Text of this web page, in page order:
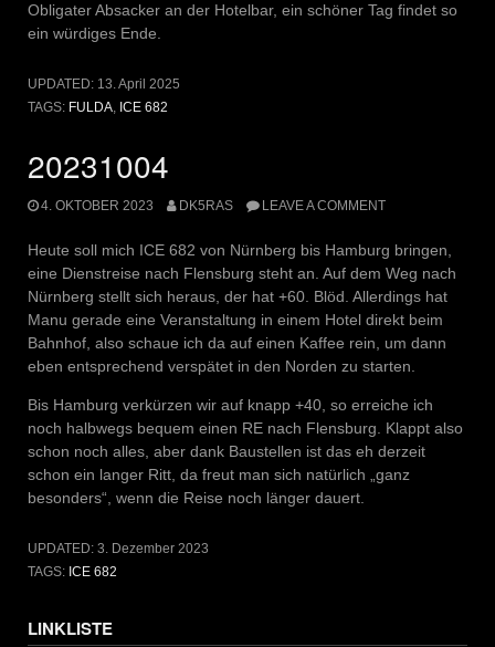
Obligater Absacker an der Hotelbar, ein schöner Tag findet so
ein würdiges Ende.
UPDATED: 13. April 2025
TAGS: FULDA, ICE 682
20231004
4. OKTOBER 2023 DK5RAS LEAVE A COMMENT
Heute soll mich ICE 682 von Nürnberg bis Hamburg bringen,
eine Dienstreise nach Flensburg steht an. Auf dem Weg nach
Nürnberg stellt sich heraus, der hat +60. Blöd. Allerdings hat
Manu gerade eine Veranstaltung in einem Hotel direkt beim
Bahnhof, also schaue ich da auf einen Kaffee rein, um dann
eben entsprechend verspätet in den Norden zu starten.
Bis Hamburg verkürzen wir auf knapp +40, so erreiche ich
noch halbwegs bequem einen RE nach Flensburg. Klappt also
schon noch alles, aber dank Baustellen ist das eh derzeit
schon ein langer Ritt, da freut man sich natürlich „ganz
besonders“, wenn die Reise noch länger dauert.
UPDATED: 3. Dezember 2023
TAGS: ICE 682
LINKLISTE